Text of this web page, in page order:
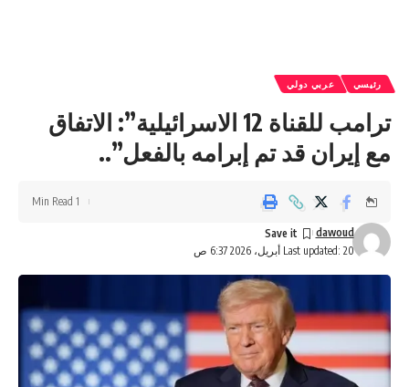
رئيسي عربي دولي
ترامب للقناة 12 الاسرائيلية”: الاتفاق
مع إيران قد تم إبرامه بالفعل”..
Last updated: 20 أبريل، 2026 6:37 ص
dawoud
1 Min Read